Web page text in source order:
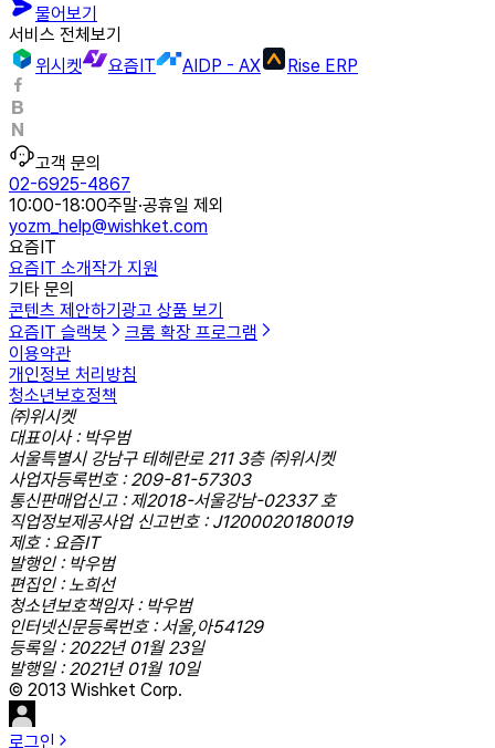
물어보기
서비스 전체보기
위시켓
요즘IT AIDP - AX Rise ERP
고객 문의
02-6925-4867
10:00-18:00주말·공휴일 제외
yozm_help@wishket.com
요즘IT
요즘IT 소개작가 지원
기타 문의
콘텐츠 제안하기 광고 상품 보기
요즘IT 슬랙봇
크롬 확장 프로그램
이용약관
개인정보 처리방침
청소년보호정책
㈜위시켓
대표이사 : 박우범
서울특별시 강남구 테헤란로 211 3층 ㈜위시켓
사업자등록번호 : 209-81-57303
통신판매업신고 : 제2018-서울강남-02337 호
직업정보제공사업 신고번호 : J1200020180019
제호 : 요즘IT
발행인 : 박우범
편집인 : 노희선
청소년보호책임자 : 박우범
인터넷신문등록번호 : 서울,아54129
등록일 : 2022년 01월 23일
발행일 : 2021년 01월 10일
© 2013 Wishket Corp.
로그인